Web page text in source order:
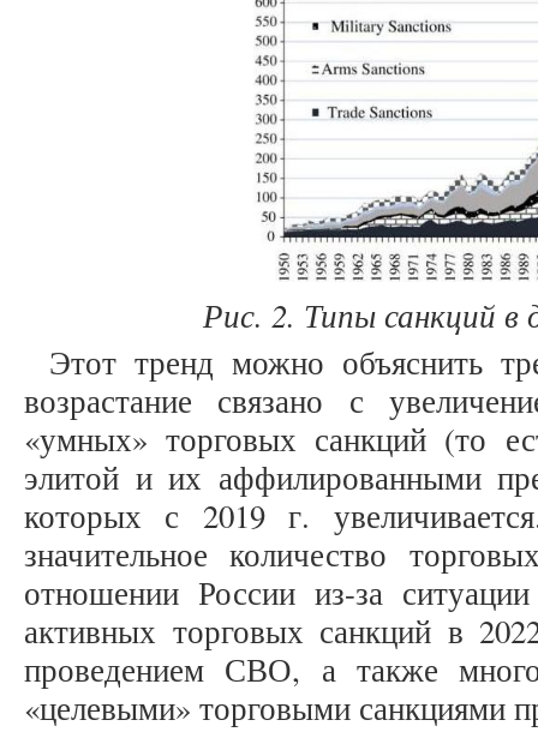
Рис. 2. Типы санкций в
Этот тренд можно объяснить
возрастание связано с
«умных» торговых санкций (то
элитой и их аффилированными
которых с 2019 г.
значительное количество
отношении России из-за
активных торговых санкций в
проведением СВО, а также
«целевыми» торговыми санкциями